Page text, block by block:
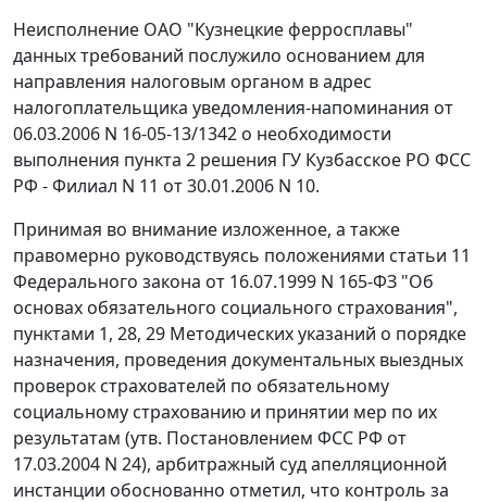
Неисполнение ОАО "Кузнецкие ферросплавы"
данных требований послужило основанием для
направления налоговым органом в адрес
налогоплательщика уведомления-напоминания от
06.03.2006 N 16-05-13/1342 о необходимости
выполнения пункта 2 решения ГУ Кузбасское РО ФСС
РФ - Филиал N 11 от 30.01.2006 N 10.
Принимая во внимание изложенное, а также
правомерно руководствуясь положениями статьи 11
Федерального закона от 16.07.1999 N 165-ФЗ "Об
основах обязательного социального страхования",
пунктами 1, 28, 29 Методических указаний о порядке
назначения, проведения документальных выездных
проверок страхователей по обязательному
социальному страхованию и принятии мер по их
результатам (утв. Постановлением ФСС РФ от
17.03.2004 N 24), арбитражный суд апелляционной
инстанции обоснованно отметил, что контроль за